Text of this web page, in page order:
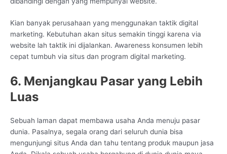
Kian banyak perusahaan yang menggunakan taktik digital
marketing. Kebutuhan akan situs semakin tinggi karena via
website lah taktik ini dijalankan. Awareness konsumen lebih
cepat tumbuh via situs dan program digital marketing.
6. Menjangkau Pasar yang Lebih
Luas
Sebuah laman dapat membawa usaha Anda menuju pasar
dunia. Pasalnya, segala orang dari seluruh dunia bisa
mengunjungi situs Anda dan tahu tentang produk maupun jasa